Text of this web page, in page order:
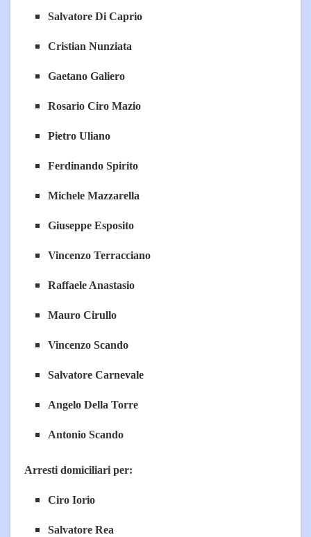
Salvatore Di Caprio
Cristian Nunziata
Gaetano Galiero
Rosario Ciro Mazio
Pietro Uliano
Ferdinando Spirito
Michele Mazzarella
Giuseppe Esposito
Vincenzo Terracciano
Raffaele Anastasio
Mauro Cirullo
Vincenzo Scando
Salvatore Carnevale
Angelo Della Torre
Antonio Scando
Arresti domiciliari per:
Ciro Iorio
Salvatore Rea